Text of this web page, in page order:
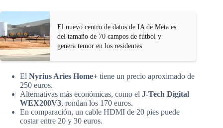
El nuevo centro de datos de IA de Meta es
del tamaño de 70 campos de fútbol y
genera temor en los residentes
El Nyrius Aries Home+ tiene un precio aproximado de
250 euros.
Alternativas más económicas, como el J-Tech Digital
WEX200V3, rondan los 170 euros.
En comparación, un cable HDMI de 20 pies puede
costar entre 20 y 30 euros.